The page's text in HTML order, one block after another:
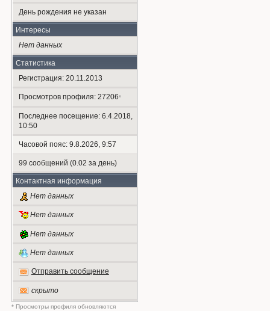
День рождения не указан
Интересы
Нет данных
Статистика
Регистрация: 20.11.2013
Просмотров профиля: 27206*
Последнее посещение: 6.4.2018,
10:50
Часовой пояс: 9.8.2026, 9:57
99 сообщений (0.02 за день)
Контактная информация
Нет данных
Нет данных
Нет данных
Нет данных
Отправить сообщение
скрыто
* Просмотры профиля обновляются